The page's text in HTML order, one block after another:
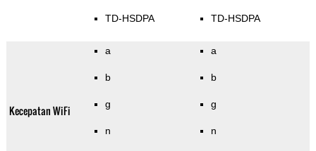
TD-HSDPA TD-HSDPA
Kecepatan WiFi
a
b
g
n
a
b
g
n